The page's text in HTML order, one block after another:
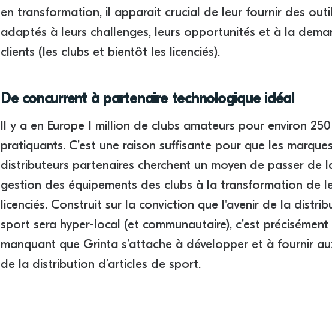
en transformation, il apparait crucial de leur fournir des
adaptés à leurs challenges, leurs opportunités et à la
clients (les clubs et bientôt les licenciés).
De concurrent à partenaire technologique idéal
Il y a en Europe 1 million de clubs amateurs pour environ
pratiquants. C’est une raison suffisante pour que les
distributeurs partenaires cherchent un moyen de passer de
gestion des équipements des clubs à la transformation de
licenciés. Construit sur la conviction que l'avenir de la
sport sera hyper-local (et communautaire), c’est
manquant que Grinta s’attache à développer et à fournir
de la distribution d’articles de sport.